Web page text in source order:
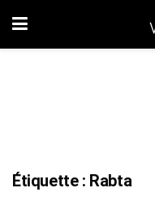
Étiquette : Rabta